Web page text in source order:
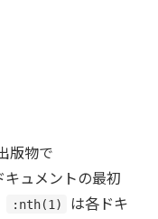
版物で
キュメントの最初
:nth(1)
は各ドキ